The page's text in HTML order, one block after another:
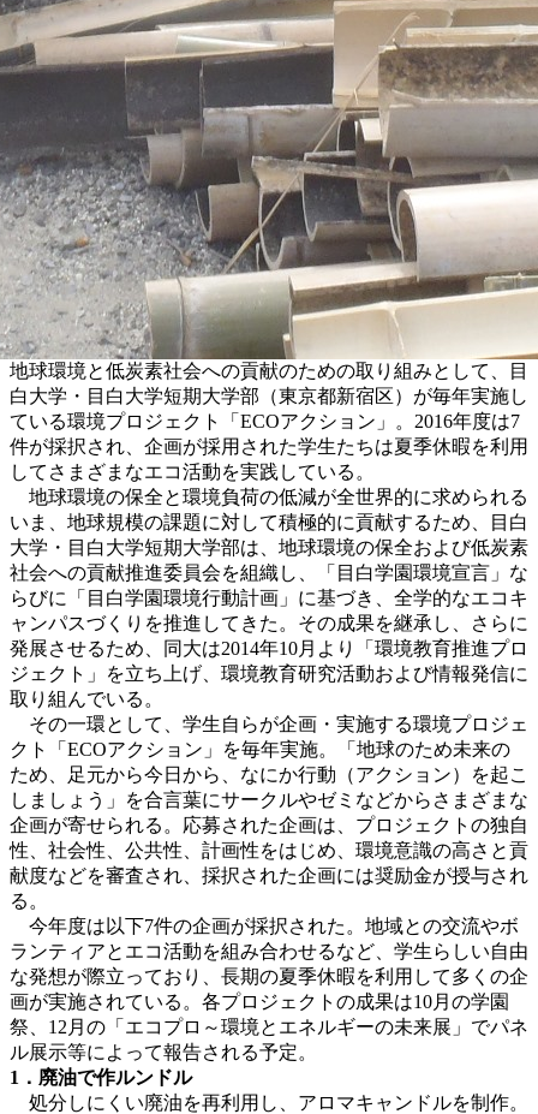
地球環境と低炭素社会への貢献のための取り組みとして、目
白大学・目白大学短期大学部（東京都新宿区）が毎年実施し
ている環境プロジェクト「ECOアクション」。2016年度は7
件が採択され、企画が採用された学生たちは夏季休暇を利用
してさまざまなエコ活動を実践している。
地球環境の保全と環境負荷の低減が全世界的に求められる
いま、地球規模の課題に対して積極的に貢献するため、目白
大学・目白大学短期大学部は、地球環境の保全および低炭素
社会への貢献推進委員会を組織し、「目白学園環境宣言」な
らびに「目白学園環境行動計画」に基づき、全学的なエコキ
ャンパスづくりを推進してきた。その成果を継承し、さらに
発展させるため、同大は2014年10月より「環境教育推進プロ
ジェクト」を立ち上げ、環境教育研究活動および情報発信に
取り組んでいる。
その一環として、学生自らが企画・実施する環境プロジェ
クト「ECOアクション」を毎年実施。「地球のため未来の
ため、足元から今日から、なにか行動（アクション）を起こ
しましょう」を合言葉にサークルやゼミなどからさまざまな
企画が寄せられる。応募された企画は、プロジェクトの独自
性、社会性、公共性、計画性をはじめ、環境意識の高さと貢
献度などを審査され、採択された企画には奨励金が授与され
る。
今年度は以下7件の企画が採択された。地域との交流やボ
ランティアとエコ活動を組み合わせるなど、学生らしい自由
な発想が際立っており、長期の夏季休暇を利用して多くの企
画が実施されている。各プロジェクトの成果は10月の学園
祭、12月の「エコプロ～環境とエネルギーの未来展」でパネ
ル展示等によって報告される予定。
1．廃油で作ルンドル
処分しにくい廃油を再利用し、アロマキャンドルを制作。